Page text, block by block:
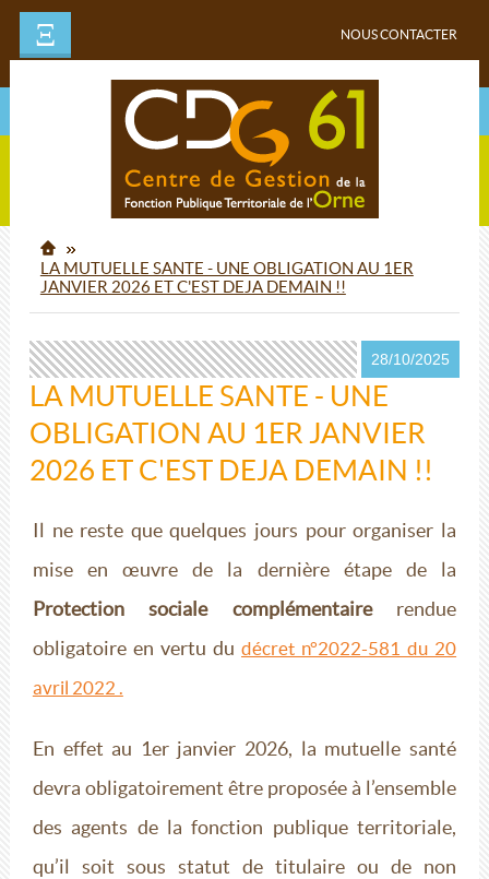
Ξ NOUS CONTACTER
LA MUTUELLE SANTE - UNE OBLIGATION AU 1ER
JANVIER 2026 ET C'EST DEJA DEMAIN !!
28/10/2025
LA MUTUELLE SANTE - UNE
OBLIGATION AU 1ER JANVIER
2026 ET C'EST DEJA DEMAIN !!
Il ne reste que quelques jours pour organiser la
mise en œuvre de la dernière étape de la
Protection sociale complémentairerendue
obligatoire en vertu du décret n°2022-581 du 20
avril 2022 .
En effet au 1er janvier 2026, la mutuelle santé
devra obligatoirement être proposée à l’ensemble
des agents de la fonction publique territoriale,
qu’il soit sous statut de titulaire ou de non